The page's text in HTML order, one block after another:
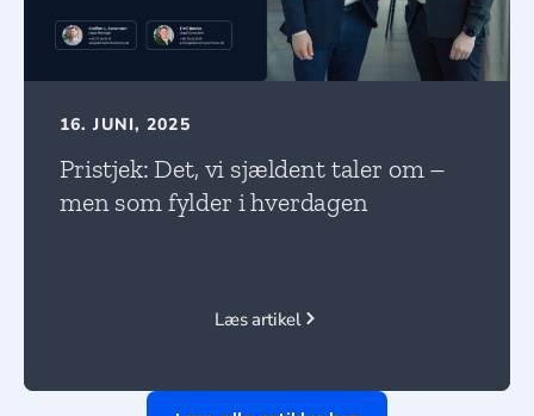
16. JUNI, 2025
Pristjek: Det, vi sjældent taler om –
men som fylder i hverdagen
Læs artikel